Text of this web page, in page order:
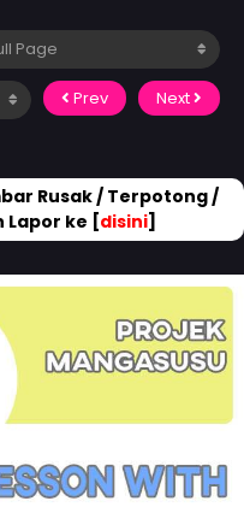
Prev Next
Rusak / Terpotong /
Lapor ke [disini]